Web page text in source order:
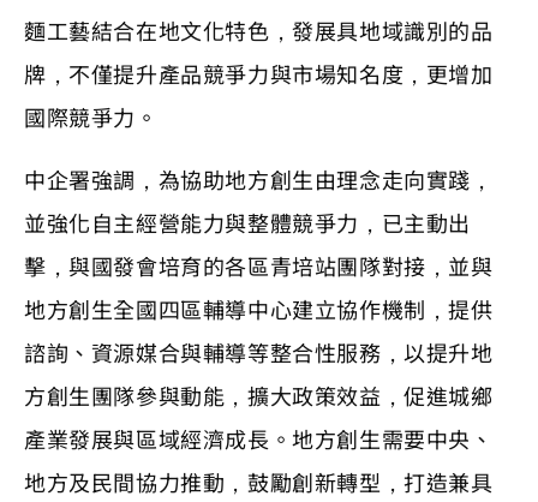
麵工藝結合在地文化特色，發展具地域識別的品
牌，不僅提升產品競爭力與市場知名度，更增加
國際競爭力。
中企署強調，為協助地方創生由理念走向實踐，
並強化自主經營能力與整體競爭力，已主動出
擊，與國發會培育的各區青培站團隊對接，並與
地方創生全國四區輔導中心建立協作機制，提供
諮詢、資源媒合與輔導等整合性服務，以提升地
方創生團隊參與動能，擴大政策效益，促進城鄉
產業發展與區域經濟成長。地方創生需要中央、
地方及民間協力推動，鼓勵創新轉型，打造兼具